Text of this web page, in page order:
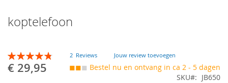
koptelefoon
Beoordeling:
97
% of100
2 Reviews Jouw review toevoegen
€ 29,95 ◼◼◼ Bestel nu en ontvang in ca 2 - 5 dagen
SKU
JB650
the